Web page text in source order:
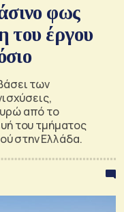
φως
του έργου
των
από το
του τμήματος
στην Ελλάδα.